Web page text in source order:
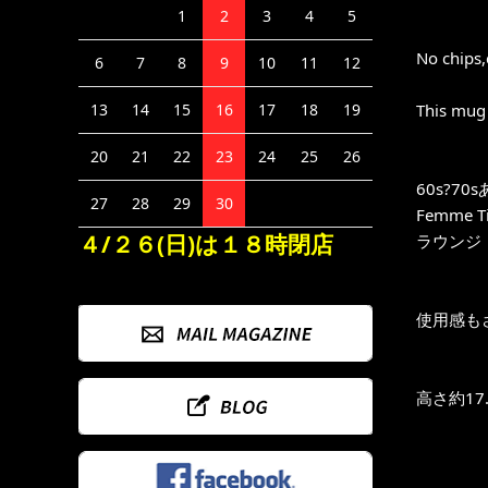
1 2 3 4 5
6 7 8 9 10 11 12
13 14 15 16 17 18 19
20 21 22 23 24 25 26
27 28 29 30
４/２６(日)は１８時閉店
No
This
60s?70s
Femme
ラウンジ
使用感も
高さ約